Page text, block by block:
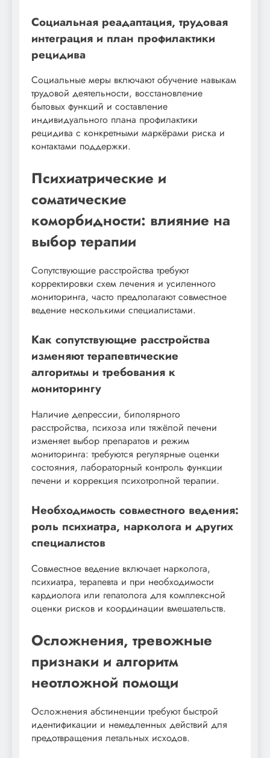
Социальная реадаптация, трудовая
интеграция и план профилактики
рецидива
Социальные меры включают обучение навыкам
трудовой деятельности, восстановление
бытовых функций и составление
индивидуального плана профилактики
рецидива с конкретными маркёрами риска и
контактами поддержки.
Психиатрические и
соматические
коморбидности: влияние на
выбор терапии
Сопутствующие расстройства требуют
корректировки схем лечения и усиленного
мониторинга, часто предполагают совместное
ведение несколькими специалистами.
Как сопутствующие расстройства
изменяют терапевтические
алгоритмы и требования к
мониторингу
Наличие депрессии, биполярного
расстройства, психоза или тяжёлой печени
изменяет выбор препаратов и режим
мониторинга: требуются регулярные оценки
состояния, лабораторный контроль функции
печени и коррекция психотропной терапии.
Необходимость совместного ведения:
роль психиатра, нарколога и других
специалистов
Совместное ведение включает нарколога,
психиатра, терапевта и при необходимости
кардиолога или гепатолога для комплексной
оценки рисков и координации вмешательств.
Осложнения, тревожные
признаки и алгоритм
неотложной помощи
Осложнения абстиненции требуют быстрой
идентификации и немедленных действий для
предотвращения летальных исходов.